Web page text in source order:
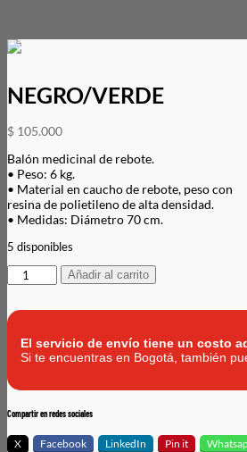
NEGRO/VERDE
$ 105.000
Balón medicinal de rebote.
• Peso: 6 kg.
• Material en caucho de rebote, peso con
resina de polietileno de alta densidad.
• Medidas: Diámetro 70 cm.
5 disponibles
BALON
MEDICINAL
NEGRO/VERDE
Añadir al carrito
El servicio de envío tiene un costo
Si te encuentras en Bogotá, también
Compartir en redes sociales
X Facebook LinkedIn Pin it